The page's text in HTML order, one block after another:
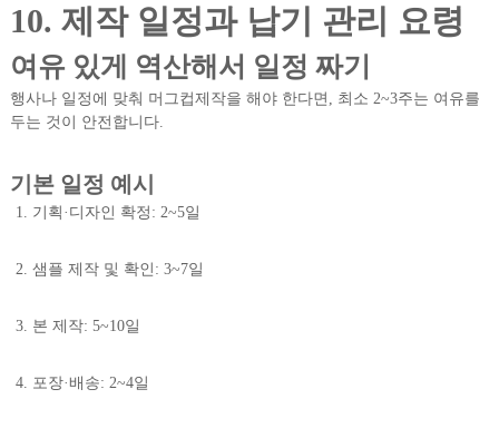
10. 제작 일정과 납기 관리 요령
여유 있게 역산해서 일정 짜기
행사나 일정에 맞춰 머그컵제작을 해야 한다면, 최소 2~3주는 여유를
두는 것이 안전합니다.
기본 일정 예시
기획·디자인 확정: 2~5일
샘플 제작 및 확인: 3~7일
본 제작: 5~10일
포장·배송: 2~4일